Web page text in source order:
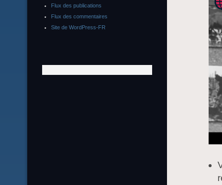
Flux des publications
Flux des commentaires
Site de WordPress-FR